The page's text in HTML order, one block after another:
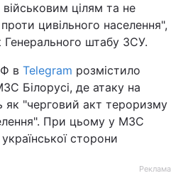
цілям та не
цивільного населення",
Генерального штабу ЗСУ.
в Telegram розмістило
Білорусі, де атаку на
як "черговий акт тероризму
При цьому у МЗС
сторони
Реклама